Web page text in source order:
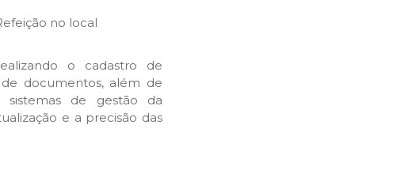
no local
o cadastro de
documentos, além de
sistemas de gestão da
e a precisão das